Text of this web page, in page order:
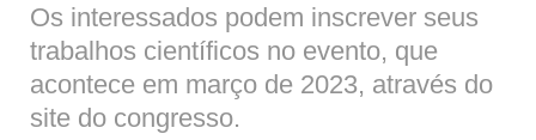
Os interessados podem inscrever seus
trabalhos científicos no evento, que
acontece em março de 2023, através do
site do congresso.